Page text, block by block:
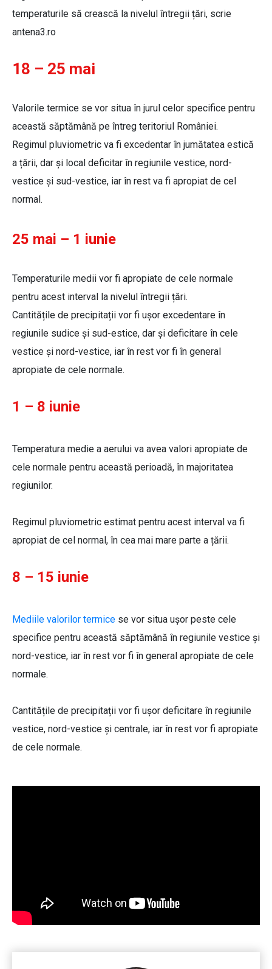
temperaturile să crească la nivelul întregii țări, scrie
antena3.ro
18 – 25 mai
Valorile termice se vor situa în jurul celor specifice pentru
această săptămână pe întreg teritoriul României.
Regimul pluviometric va fi excedentar în jumătatea estică
a țării, dar și local deficitar în regiunile vestice, nord-
vestice și sud-vestice, iar în rest va fi apropiat de cel
normal.
25 mai – 1 iunie
Temperaturile medii vor fi apropiate de cele normale
pentru acest interval la nivelul întregii țări.
Cantitățile de precipitații vor fi ușor excedentare în
regiunile sudice și sud-estice, dar și deficitare în cele
vestice și nord-vestice, iar în rest vor fi în general
apropiate de cele normale.
1 – 8 iunie
Temperatura medie a aerului va avea valori apropiate de
cele normale pentru această perioadă, în majoritatea
regiunilor.
Regimul pluviometric estimat pentru acest interval va fi
apropiat de cel normal, în cea mai mare parte a țării.
8 – 15 iunie
Mediile valorilor termice se vor situa ușor peste cele
specifice pentru această săptămână în regiunile vestice și
nord-vestice, iar în rest vor fi în general apropiate de cele
normale.
Cantitățile de precipitații vor fi ușor deficitare în regiunile
vestice, nord-vestice și centrale, iar în rest vor fi apropiate
de cele normale.